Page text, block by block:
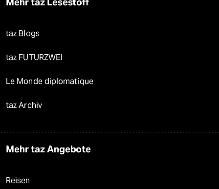
taz Blogs
taz FUTURZWEI
Le Monde diplomatique
taz Archiv
Mehr taz Angebote
Reisen